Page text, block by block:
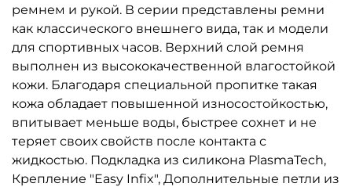
ремнем и рукой. В серии представлены ремни
как классического внешнего вида, так и модели
для спортивных часов. Верхний слой ремня
выполнен из высококачественной влагостойкой
кожи. Благодаря специальной пропитке такая
кожа обладает повышенной износостойкостью,
впитывает меньше воды, быстрее сохнет и не
теряет своих свойств после контакта с
жидкостью. Подкладка из силикона PlasmaTech,
Крепление "Easy Infix", Дополнительные петли из